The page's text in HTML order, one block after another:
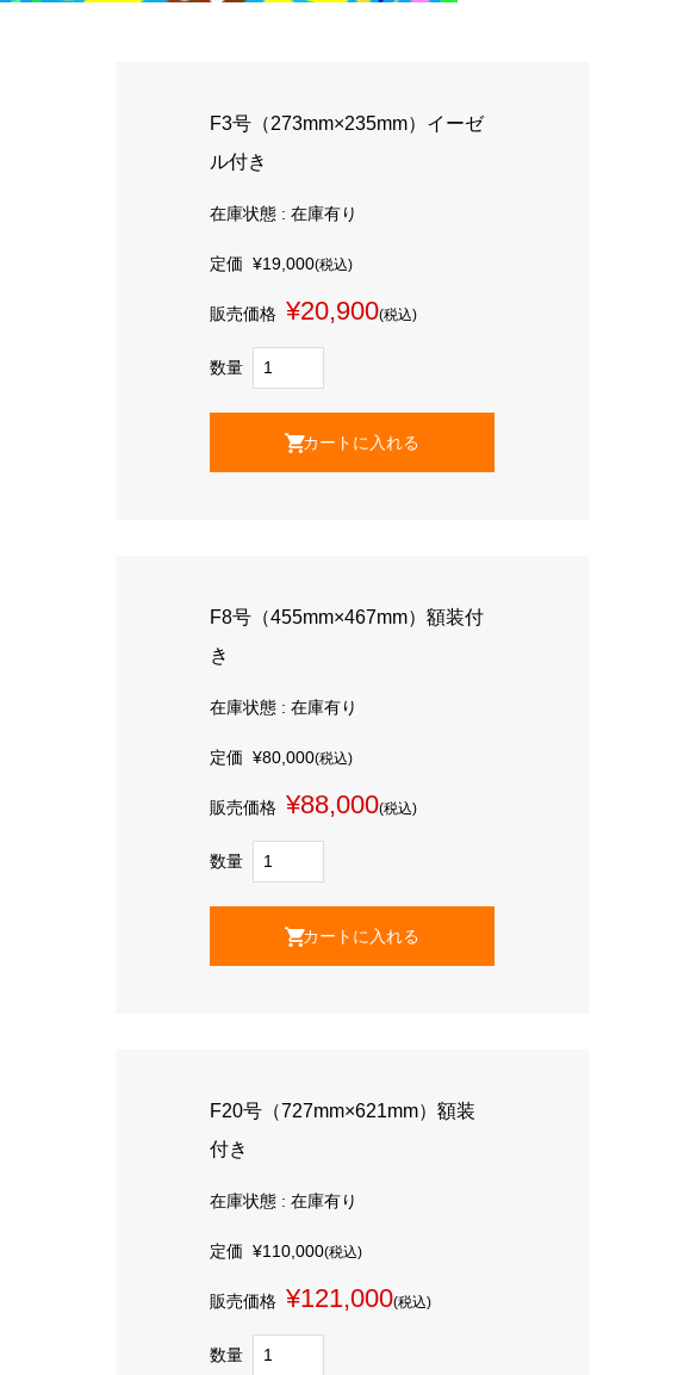
F3号（273mm×235mm）イーゼ
ル付き
在庫状態 : 在庫有り
定価¥19,000(税込)
販売価格 ¥20,900(税込)
数量
F8号（455mm×467mm）額装付
き
在庫状態 : 在庫有り
定価¥80,000(税込)
販売価格 ¥88,000(税込)
数量
F20号（727mm×621mm）額装
付き
在庫状態 : 在庫有り
定価¥110,000(税込)
販売価格 ¥121,000(税込)
数量